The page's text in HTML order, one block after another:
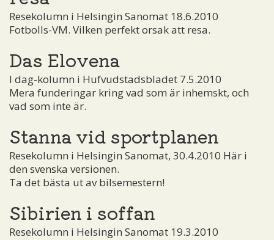
Resekolumn i Helsingin Sanomat 18.6.2010
Fotbolls-VM. Vilken perfekt orsak att resa.
Das Elovena
I dag-kolumn i Hufvudstadsbladet 7.5.2010
Mera funderingar kring vad som är inhemskt, och
vad som inte är.
Stanna vid sportplanen
Resekolumn i Helsingin Sanomat, 30.4.2010 Här i
den svenska versionen.
Ta det bästa ut av bilsemestern!
Sibirien i soffan
Resekolumn i Helsingin Sanomat 19.3.2010